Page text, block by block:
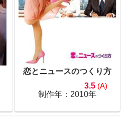
恋とニュースのつくり方
3.5 (A)
制作年：2010年